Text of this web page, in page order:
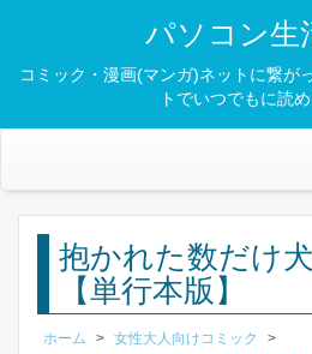
パソコン生
コミック・漫画(マンガ)ネットに繋が
トでいつでもに読め
抱かれた数だけ
【単行本版】
ホーム > 女性大人向けコミック
>